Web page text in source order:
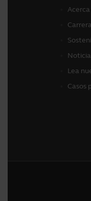
Lea
Casos